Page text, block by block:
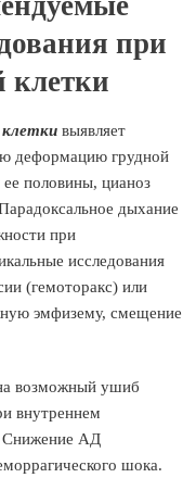
при
клетки
клетки выявляет
деформацию грудной
половины, цианоз
дыхание
при
исследования
(гемоторакс) или
эмфизему, смещение
возможный ушиб
внутреннем
Снижение АД
шока.